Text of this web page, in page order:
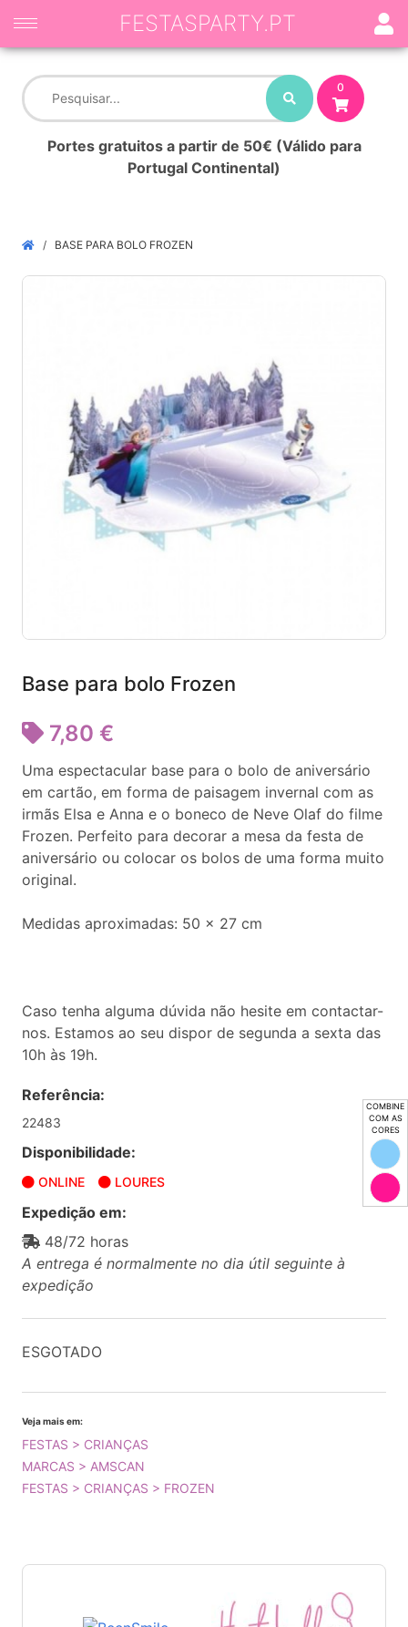
COMBINE
COM AS
CORES
0
Portes gratuitos a partir de 50€ (Válido para
Portugal Continental)
FESTASPARTY.PT
BASE PARA BOLO FROZEN
Base para bolo Frozen
7,80 €
Uma espectacular base para o bolo de aniversário
em cartão, em forma de paisagem invernal com as
irmãs Elsa e Anna e o boneco de Neve Olaf do filme
Frozen. Perfeito para decorar a mesa da festa de
aniversário ou colocar os bolos de uma forma muito
original.
Medidas aproximadas: 50 x 27 cm
Caso tenha alguma dúvida não hesite em contactar-
nos. Estamos ao seu dispor de segunda a sexta das
10h às 19h.
Referência:
22483
Disponibilidade:
ONLINE LOURES
Expedição em:
48/72 horas
A entrega é normalmente no dia útil seguinte à
expedição
ESGOTADO
Veja mais em:
FESTAS > CRIANÇAS
MARCAS > AMSCAN
FESTAS > CRIANÇAS > FROZEN